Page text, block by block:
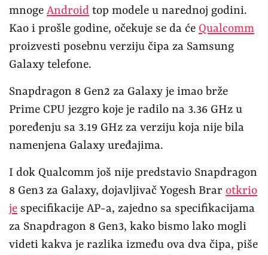
mnoge Android top modele u narednoj godini.
Kao i prošle godine, očekuje se da će Qualcomm
proizvesti posebnu verziju čipa za Samsung
Galaxy telefone.
Snapdragon 8 Gen2 za Galaxy je imao brže
Prime CPU jezgro koje je radilo na 3.36 GHz u
poređenju sa 3.19 GHz za verziju koja nije bila
namenjena Galaxy uređajima.
I dok Qualcomm još nije predstavio Snapdragon
8 Gen3 za Galaxy, dojavljivač Yogesh Brar otkrio
je specifikacije AP-a, zajedno sa specifikacijama
za Snapdragon 8 Gen3, kako bismo lako mogli
videti kakva je razlika između ova dva čipa, piše